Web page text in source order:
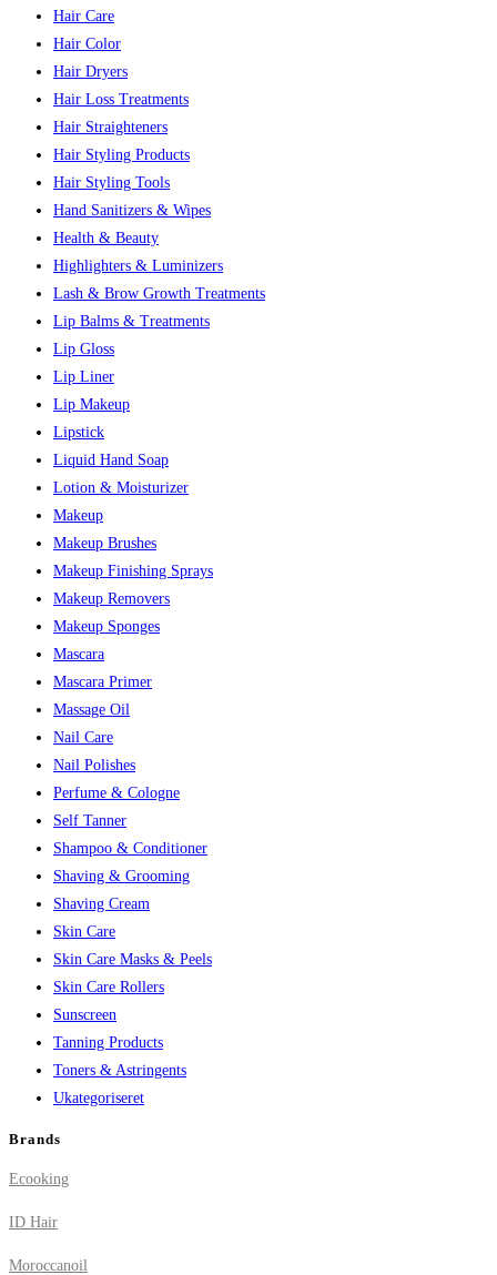
Hair Care
Hair Color
Hair Dryers
Hair Loss Treatments
Hair Straighteners
Hair Styling Products
Hair Styling Tools
Hand Sanitizers & Wipes
Health & Beauty
Highlighters & Luminizers
Lash & Brow Growth Treatments
Lip Balms & Treatments
Lip Gloss
Lip Liner
Lip Makeup
Lipstick
Liquid Hand Soap
Lotion & Moisturizer
Makeup
Makeup Brushes
Makeup Finishing Sprays
Makeup Removers
Makeup Sponges
Mascara
Mascara Primer
Massage Oil
Nail Care
Nail Polishes
Perfume & Cologne
Self Tanner
Shampoo & Conditioner
Shaving & Grooming
Shaving Cream
Skin Care
Skin Care Masks & Peels
Skin Care Rollers
Sunscreen
Tanning Products
Toners & Astringents
Ukategoriseret
Brands
Ecooking
ID Hair
Moroccanoil